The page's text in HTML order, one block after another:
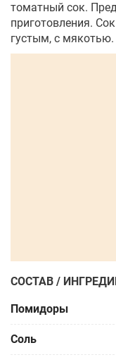
томатный сок.
приготовления.
густым, с мякотью.
СОСТАВ /
Помидоры
Соль